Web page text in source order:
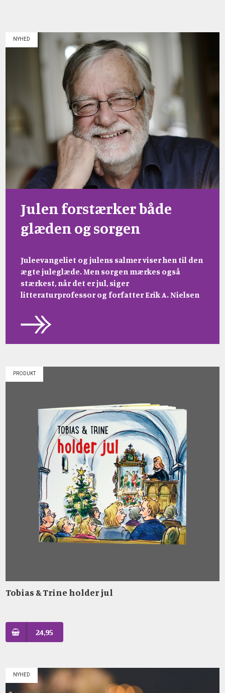
NYHED
Julen forstærker både
glæden og sorgen
Juleevangeliet og julens salmer viser hen til den
ægte juleglæde. Men sorgen mærkes også
stærkest, når det er jul, siger
litteraturprofessor og forfatter Erik A. Nielsen
PRODUKT
Tobias & Trine holder jul
24,95
NYHED